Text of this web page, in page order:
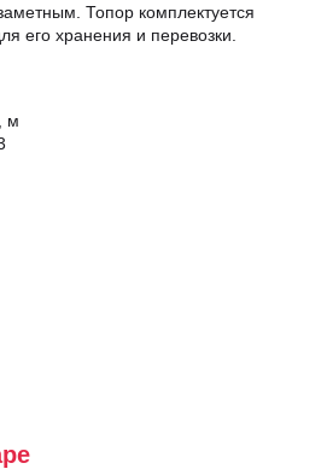
Топор комплектуется
его хранения и перевозки.
м